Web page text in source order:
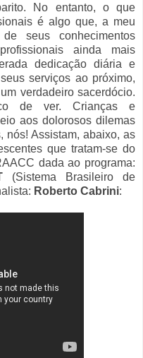
No entanto, o que
é algo que, a meu
seus conhecimentos
ainda mais
dedicação diária e
serviços ao próximo,
verdadeiro sacerdócio.
de ver. Crianças e
aos dolorosos dilemas
nós! Assistam, abaixo, as
que tratam-se do
dada ao programa:
(Sistema Brasileiro de
Roberto Cabrini: